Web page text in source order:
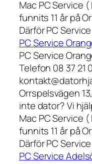
Mac PC Service
funnits 11 år på
Därför PC
PC Service
PC Service
Telefon 08 37 21
Orrspelsvägen
inte dator? Vi
Mac PC Service
funnits 11 år på
Därför PC
PC Service